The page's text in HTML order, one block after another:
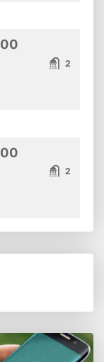
2
2